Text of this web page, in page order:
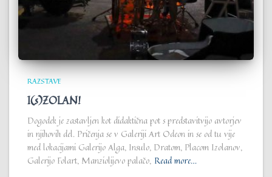
RAZSTAVE
I(s)ZOLAN!
Dogodek je zastavljen kot didaktična pot s predstavitvijo avtorjev
in njihovih del. Pričenja se v Galeriji Art Odeon in se od tu vije
med lokacijami Galerijo Alga, Insulo, Dratom, Placom Izolanov,
Galerijo Folart, Manziolijevo palačo, Read more…